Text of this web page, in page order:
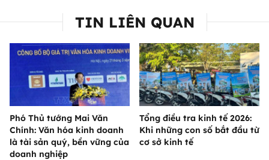
TIN LIÊN QUAN
Phó Thủ tướng Mai Văn
Chính: Văn hóa kinh doanh
là tài sản quý, bền vững của
doanh nghiệp
Tổng điều tra kinh tế 2026:
Khi những con số bắt đầu từ
cơ sở kinh tế